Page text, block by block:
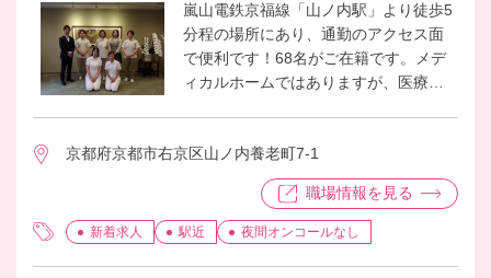
嵐山電鉄京福線「山ノ内駅」より徒歩5
分程の場所にあり、通勤のアクセス面
で便利です！68名がご在籍です。メデ
ィカルホームではありますが、医療的
やホームの雰囲気等、楽しく安心して
働く事ができます。
京都府京都市右京区山ノ内養老町7-1
職場情報を見る
新着求人 駅近 夜間オンコールなし